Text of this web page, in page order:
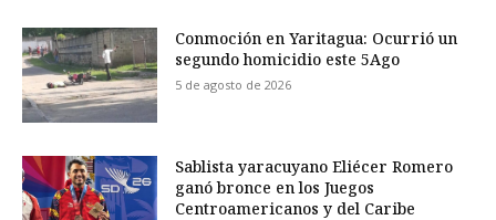
Conmoción en Yaritagua: Ocurrió un
segundo homicidio este 5Ago
5 de agosto de 2026
Sablista yaracuyano Eliécer Romero
ganó bronce en los Juegos
Centroamericanos y del Caribe